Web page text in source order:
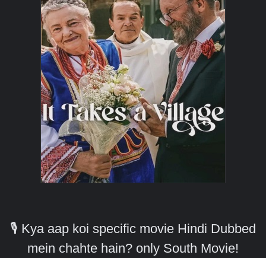
🎙️ Kya aap koi specific movie Hindi Dubbed
mein chahte hain? only South Movie!